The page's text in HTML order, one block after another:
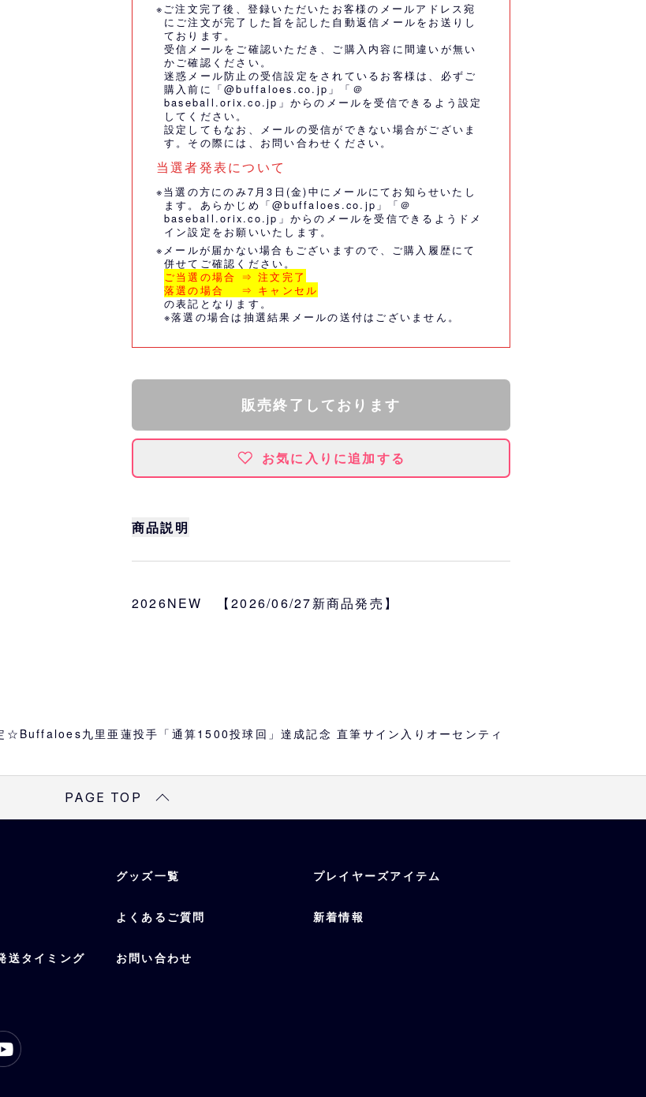
※ご注文完了後、登録いただいたお客様のメールアドレス宛
にご注文が完了した旨を記した自動返信メールをお送りし
ております。
受信メールをご確認いただき、ご購入内容に間違いが無い
かご確認ください。
迷惑メール防止の受信設定をされているお客様は、必ずご
購入前に「@buffaloes.co.jp」「＠
baseball.orix.co.jp」からのメールを受信できるよう設定
してください。
設定してもなお、メールの受信ができない場合がございま
す。その際には、 お問い合わせください。
当選者発表について
※当選の方にのみ7月3日(金)中にメールにてお知らせいたし
ます。あらかじめ「@buffaloes.co.jp」「＠
baseball.orix.co.jp」からのメールを受信できるようドメ
イン設定をお願いいたします。
※メールが届かない場合もございますので、ご購入履歴にて
併せてご確認ください。
ご当選の場合 ⇒ 注文完了
落選の場合 ⇒ キャンセル
の表記となります。
※落選の場合は抽選結果メールの送付はございません。
販売終了しております
お気に入りに追加する
商品説明
記念ロゴワッペンを縫い付けた本人仕様、着用サイズのオ
します。
2026NEW 【2026/06/27新商品発売】
☆Buffaloes九里亜蓮投手「通算1500投球回」達成記念 直筆サイン入りオーセンティ
PAGE TOP
グッズ一覧 プレイヤーズアイテム
よくあるご質問 新着情報
送タイミング お問い合わせ